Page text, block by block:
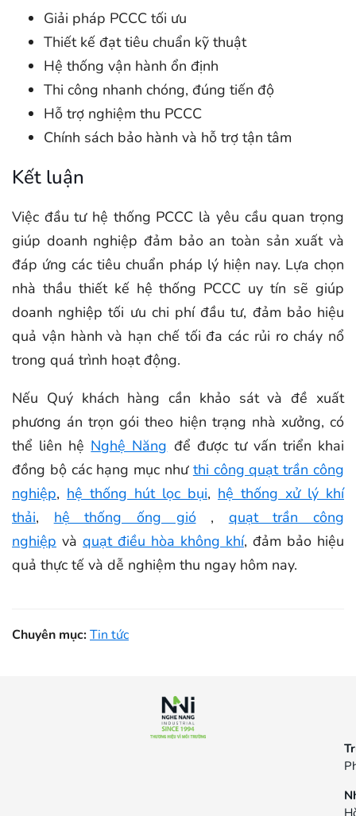
Giải pháp PCCC tối ưu
Thiết kế đạt tiêu chuẩn kỹ thuật
Hệ thống vận hành ổn định
Thi công nhanh chóng, đúng tiến độ
Hỗ trợ nghiệm thu PCCC
Chính sách bảo hành và hỗ trợ tận tâm
Kết luận
Việc đầu tư hệ thống PCCC là yêu cầu quan trọng
giúp doanh nghiệp đảm bảo an toàn sản xuất và
đáp ứng các tiêu chuẩn pháp lý hiện nay. Lựa chọn
nhà thầu thiết kế hệ thống PCCC uy tín sẽ giúp
doanh nghiệp tối ưu chi phí đầu tư, đảm bảo hiệu
quả vận hành và hạn chế tối đa các rủi ro cháy nổ
trong quá trình hoạt động.
Nếu Quý khách hàng cần khảo sát và đề xuất
phương án trọn gói theo hiện trạng nhà xưởng, có
thể liên hệ Nghệ Năng để được tư vấn triển khai
đồng bộ các hạng mục như thi công quạt trần công
nghiệp, hệ thống hút lọc bụi, hệ thống xử lý khí
thải, hệ thống ống gió, quạt trần công
nghiệp và quạt điều hòa không khí, đảm bảo hiệu
quả thực tế và dễ nghiệm thu ngay hôm nay.
Chuyên mục:Tin tức